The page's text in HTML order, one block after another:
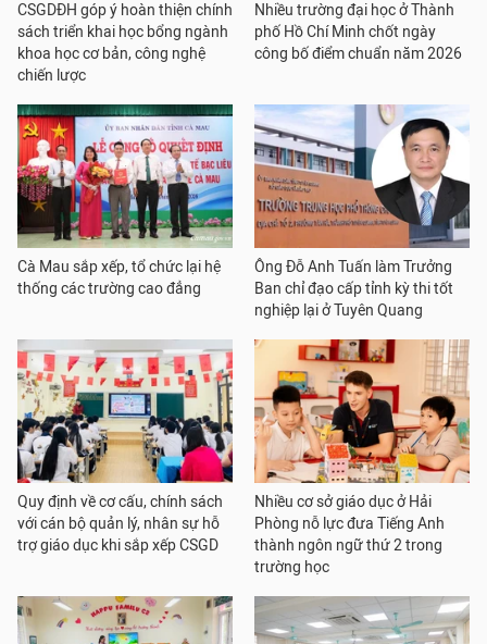
CSGDĐH góp ý hoàn thiện chính
sách triển khai học bổng ngành
khoa học cơ bản, công nghệ
chiến lược
Nhiều trường đại học ở Thành
phố Hồ Chí Minh chốt ngày
công bố điểm chuẩn năm 2026
Cà Mau sắp xếp, tổ chức lại hệ
thống các trường cao đẳng
Ông Đỗ Anh Tuấn làm Trưởng
Ban chỉ đạo cấp tỉnh kỳ thi tốt
nghiệp lại ở Tuyên Quang
Quy định về cơ cấu, chính sách
với cán bộ quản lý, nhân sự hỗ
trợ giáo dục khi sắp xếp CSGD
Nhiều cơ sở giáo dục ở Hải
Phòng nỗ lực đưa Tiếng Anh
thành ngôn ngữ thứ 2 trong
trường học